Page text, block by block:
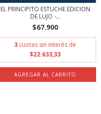
EL PRINCIPITO ESTUCHE EDICION
DE LUJO -...
$67.900
3 cuotas sin interés de
$22.633,33